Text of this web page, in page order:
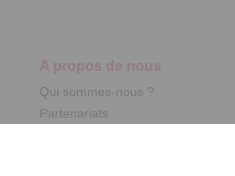
A propos de nous
Qui sommes-nous ?
Partenariats